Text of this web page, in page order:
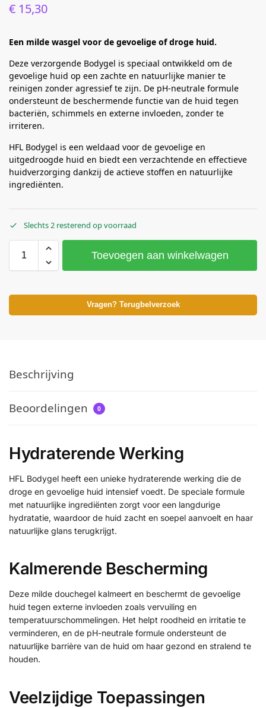
€ 15,30
Een milde wasgel voor de gevoelige of droge huid.
Deze verzorgende Bodygel is speciaal ontwikkeld om de
gevoelige huid op een zachte en natuurlijke manier te
reinigen zonder agressief te zijn. De pH-neutrale formule
ondersteunt de beschermende functie van de huid tegen
bacteriën, schimmels en externe invloeden, zonder te
irriteren.
HFL Bodygel is een weldaad voor de gevoelige en
uitgedroogde huid en biedt een verzachtende en effectieve
huidverzorging dankzij de actieve stoffen en natuurlijke
ingrediënten.
Slechts 2 resterend op voorraad
Toevoegen aan winkelwagen
Vragen? Terugbelverzoek
Beschrijving
Beoordelingen 0
Hydraterende Werking
HFL Bodygel heeft een unieke hydraterende werking die de
droge en gevoelige huid intensief voedt. De speciale formule
met natuurlijke ingrediënten zorgt voor een langdurige
hydratatie, waardoor de huid zacht en soepel aanvoelt en haar
natuurlijke glans terugkrijgt.
Kalmerende Bescherming
Deze milde douchegel kalmeert en beschermt de gevoelige
huid tegen externe invloeden zoals vervuiling en
temperatuurschommelingen. Het helpt roodheid en irritatie te
verminderen, en de pH-neutrale formule ondersteunt de
natuurlijke barrière van de huid om haar gezond en stralend te
houden.
Veelzijdige Toepassingen